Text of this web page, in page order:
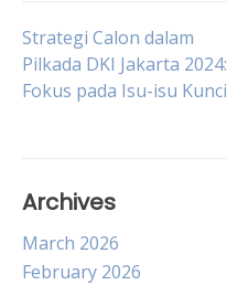
Post
navigation
Strategi Calon dalam
Pilkada DKI Jakarta 2024:
Fokus pada Isu-isu Kunci
Archives
March 2026
February 2026